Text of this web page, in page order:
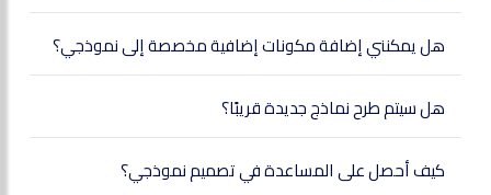
هل يمكنني إضافة مكونات إضافية مخصصة إلى نموذجي؟
هل سيتم طرح نماذج جديدة قريبًا؟
كيف أحصل على المساعدة في تصميم نموذجي؟